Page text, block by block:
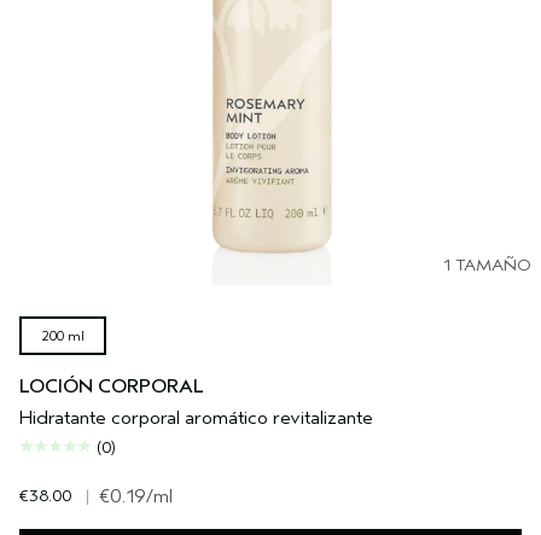
1 TAMAÑO
200 ml
LOCIÓN CORPORAL
Hidratante corporal aromático revitalizante
(0)
€38.00 | €0.19/ml